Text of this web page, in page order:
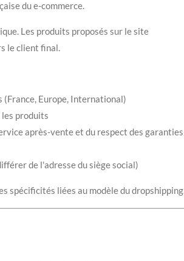
du e-commerce.
Les produits proposés sur le site
le client final.
Europe, International)
produits
après-vente et du respect des garanties
de l'adresse du siège social)
spécificités liées au modèle du dropshipping.